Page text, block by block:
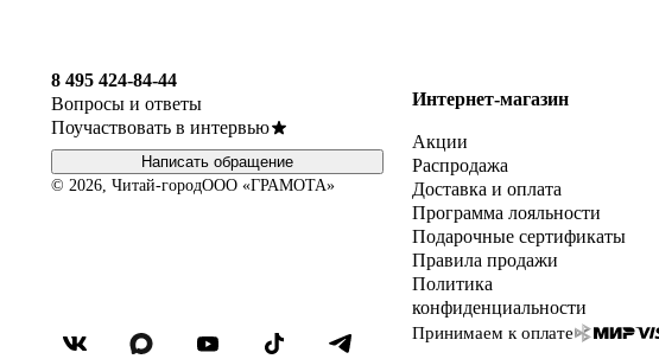
8 495 424-84-44
Вопросы и ответы
Поучаствовать в интервью
Написать обращение
© 2026, Читай-городООО «ГРАМОТА»
Интернет-магазин
Акции
Распродажа
Доставка и оплата
Программа лояльности
Подарочные сертификаты
Правила продажи
Политика
конфиденциальности
Принимаем к оплате